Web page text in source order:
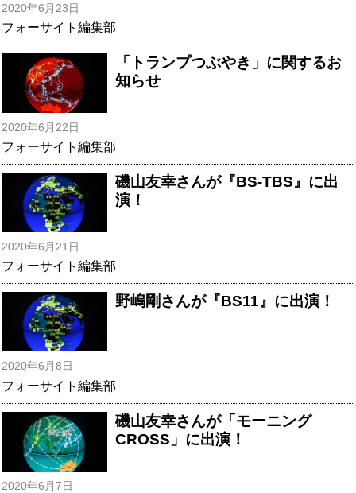
2020年6月23日
フォーサイト編集部
「トランプつぶやき」に関するお
知らせ
2020年6月22日
フォーサイト編集部
磯山友幸さんが『BS-TBS』に出
演！
2020年6月21日
フォーサイト編集部
野嶋剛さんが『BS11』に出演！
2020年6月8日
フォーサイト編集部
磯山友幸さんが「モーニング
CROSS」に出演！
2020年6月7日